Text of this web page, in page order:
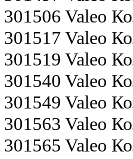
301506 Valeo
301517 Valeo
301519 Valeo
301540 Valeo
301549 Valeo
301563 Valeo
301565 Valeo